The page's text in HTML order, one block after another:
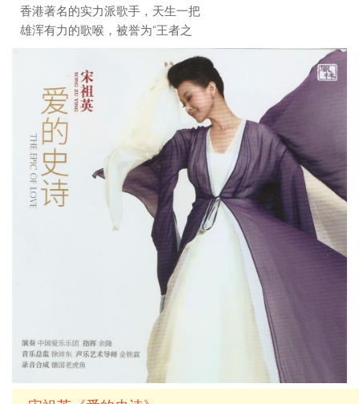
香港著名的实力派歌手，天生一把
雄浑有力的歌喉，被誉为“王者之
声”，在35年的演艺生涯中获奖无
数，无数听众为之倾慕。
佛罗内斯交响乐团成立于1925
年，是俄罗斯国家级交响乐团，荣
获政府颁发“国家艺术交响乐团”荣
誉。乐团共有一百位成员，包括佛
罗内斯最出色的音乐家及俄罗斯其
它城市的著名演奏家。它是俄罗斯
最好的乐团之一，是俄罗斯所有乐
本专辑收录“抉择”、“心债”、
“旧梦不须记”、“今晚夜”、“幸运是
我”、“明星”、“梦”、“交出我的
心”、“楚歌”、“万水千山纵横”、“当
年情”、“奋斗”、“黎明不要来”、“摘
星”、“星夜星尘”等15首粤语歌曲。
本专辑经过LEO的精心制作，声音